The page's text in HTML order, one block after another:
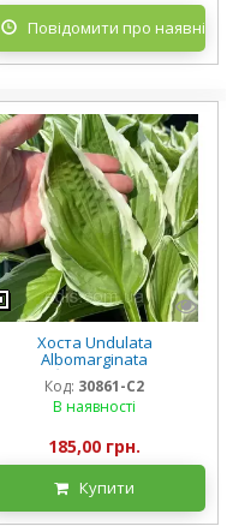
Повідомити про
Хоста Undulata
Albomarginata
(Альбомарджината)
контейнер 2 л, 3/+ розетки
Код: 30861-С2
В наявності
185,00 грн.
Купити